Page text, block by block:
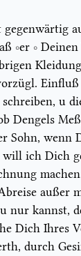
gegenwärtig
er
u
Dengels
Sohn,
ich Dich
außer
nur kannst,
Dich Ihres
durch